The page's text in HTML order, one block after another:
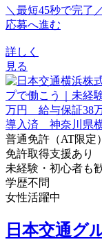
＼最短45秒で完了
応募へ進む
詳しく
見る
普通免許（AT限定）
免許取得支援あり
未経験・初心者も
学歴不問
女性活躍中
日本交通グ